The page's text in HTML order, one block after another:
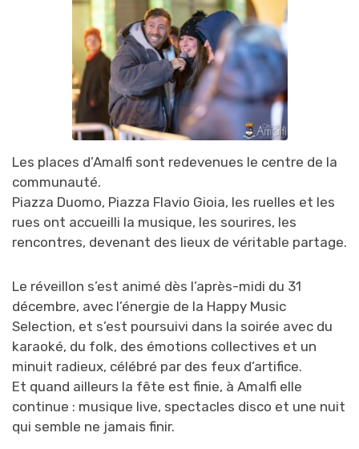
Les places d’Amalfi sont redevenues le centre de la
communauté.
Piazza Duomo, Piazza Flavio Gioia, les ruelles et les
rues ont accueilli la musique, les sourires, les
rencontres, devenant des lieux de véritable partage.
Le réveillon s’est animé dès l’après-midi du 31
décembre, avec l’énergie de la Happy Music
Selection, et s’est poursuivi dans la soirée avec du
karaoké, du folk, des émotions collectives et un
minuit radieux, célébré par des feux d’artifice.
Et quand ailleurs la fête est finie, à Amalfi elle
continue : musique live, spectacles disco et une nuit
qui semble ne jamais finir.